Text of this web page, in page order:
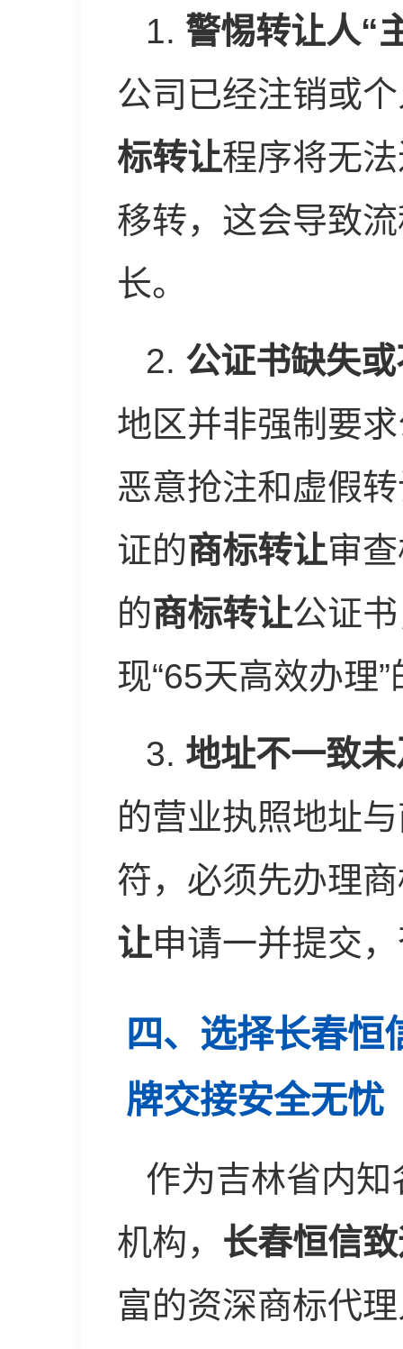
1. 警惕转让人“
公司已经注销或
标转让程序将无
移转，这会导致
长。
2. 公证书缺失
地区并非强制要
恶意抢注和虚假
证的商标转让审
的商标转让公证
现“65天高效办理
3. 地址不一致
的营业执照地址
符，必须先办理
让申请一并提交
四、选择长春恒
牌交接安全无忧
作为吉林省内
机构， 长春恒信
富的资深商标代